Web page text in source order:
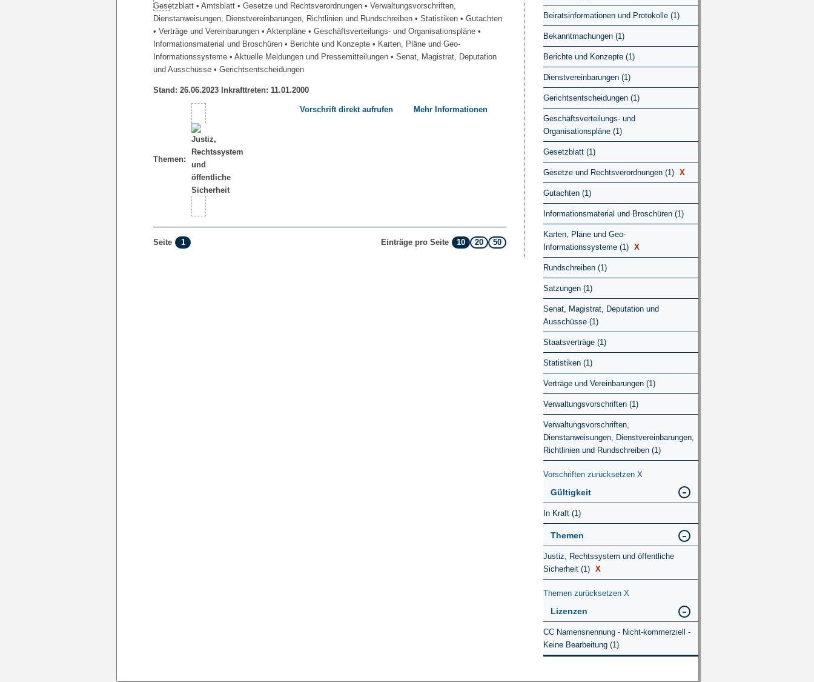
Gesetzblatt • Amtsblatt • Gesetze und Rechtsverordnungen • Verwaltungsvorschriften,
Dienstanweisungen, Dienstvereinbarungen, Richtlinien und Rundschreiben • Statistiken • Gutachten
• Verträge und Vereinbarungen • Aktenpläne • Geschäftsverteilungs- und Organisationspläne •
Informationsmaterial und Broschüren • Berichte und Konzepte • Karten, Pläne und Geo-
Informationssysteme • Aktuelle Meldungen und Pressemitteilungen • Senat, Magistrat, Deputation
und Ausschüsse • Gerichtsentscheidungen
Stand: 26.06.2023 Inkrafttreten: 11.01.2000
Themen:
Vorschrift direkt aufrufen Mehr Informationen
Seite 1 Einträge pro Seite 10 20 50
Beiratsinformationen und Protokolle (1)
Bekanntmachungen (1)
Berichte und Konzepte (1)
Dienstvereinbarungen (1)
Gerichtsentscheidungen (1)
Geschäftsverteilungs- und
Organisationspläne (1)
Gesetzblatt (1)
Gesetze und Rechtsverordnungen (1) X
Gutachten (1)
Informationsmaterial und Broschüren (1)
Karten, Pläne und Geo-
Informationssysteme (1) X
Rundschreiben (1)
Satzungen (1)
Senat, Magistrat, Deputation und
Ausschüsse (1)
Staatsverträge (1)
Statistiken (1)
Verträge und Vereinbarungen (1)
Verwaltungsvorschriften (1)
Verwaltungsvorschriften,
Dienstanweisungen, Dienstvereinbarungen,
Richtlinien und Rundschreiben (1)
Vorschriften zurücksetzen X
Gültigkeit
In Kraft (1)
Themen
Justiz, Rechtssystem und öffentliche
Sicherheit (1) X
Themen zurücksetzen X
Lizenzen
CC Namensnennung - Nicht-kommerziell -
Keine Bearbeitung (1)